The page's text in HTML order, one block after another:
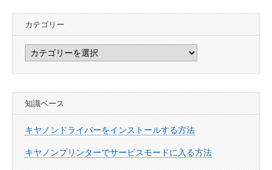
カテゴリー
リ
知識ベース
キヤノンドライバーをインストールする方法
キヤノンプリンターでサービスモードに入る方法